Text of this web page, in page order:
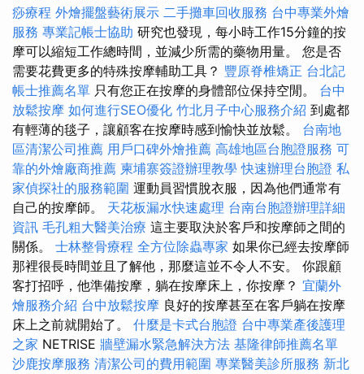
痧療程 外燴擺盤藝術展示 二手攤車回收服務 台中專業外燴
服務 專業記帳士協助 研究也發現，每小時工作15分鐘的按
摩可以縮短工作總時間，並減少所需的藥物用量。 您是否
需要花費更多的特殊按摩輔助工具？ 豐原脊椎矯正 台北記
帳士推薦名單 只有您正在按摩的身體部位保持空閒。 台中
放鬆按摩 如何進行SEO優化 竹北月子中心服務介紹 到處都
有輕薄的毯子，讓顧客在按摩時感到愉快並放鬆。 台南地
區清潔公司推薦 用戶口碑外燴推薦 高雄地區台胞證服務 可
靠的外燴廠商推薦 柬埔寨簽證辦理教學 快速辦理台胞證 私
家偵探社的服務範圍 運動員習慣脫衣服，因為他們通常有
自己的按摩師。 天花板漏水快速處理 台南台胞證辦理詳細
資訊 毛孔粗大醫美治療 這主要取決於客戶和按摩師之間的
關係。 士林整骨療程 全方位除蟲專家 如果你已經去按摩師
那裡很長時間並且了解他，那麼這並不令人不安。 你跟顧
客打招呼，他準備按摩，躺在按摩床上，你按摩？ 宜蘭外
燴服務介紹 台中放鬆按摩 良好的按摩甚至在客戶躺在按摩
床上之前就開始了。 什麼是卡式台胞證 台中專業產後護理
之家 NETRISE 牆壁漏水緊急解決方法 基隆律師推薦名單
沙鹿按摩服務 清潔公司的費用範圍 專業醫美診所服務 新北